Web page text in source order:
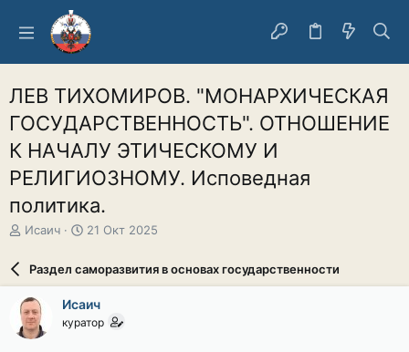
ЛЕВ ТИХОМИРОВ. "МОНАРХИЧЕСКАЯ
ГОСУДАРСТВЕННОСТЬ". ОТНОШЕНИЕ
К НАЧАЛУ ЭТИЧЕСКОМУ И
РЕЛИГИОЗНОМУ. Исповедная
политика.
А
о
р
т
е
м
Исаич
Д
а
а
ч
21 Окт 2025
Раздел саморазвития в основах государственности
Исаич
куратор